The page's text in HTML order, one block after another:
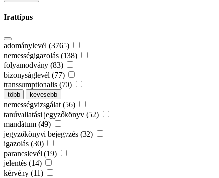
Irattípus
adománylevél (3765)
nemességigazolás (138)
folyamodvány (83)
bizonyságlevél (77)
transsumptionalis (70)
több kevesebb
nemességvizsgálat (56)
tanúvallatási jegyzőkönyv (52)
mandátum (49)
jegyzőkönyvi bejegyzés (32)
igazolás (30)
parancslevél (19)
jelentés (14)
kérvény (11)